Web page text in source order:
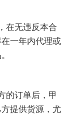
在无违反本合
一年内代理或
的订单后，甲
提供货源，尤